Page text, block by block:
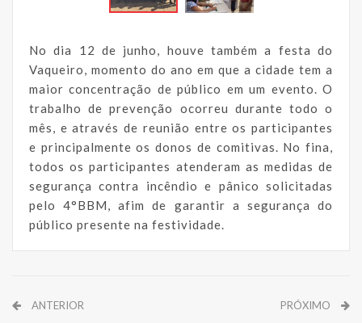
No dia 12 de junho, houve também a festa do
Vaqueiro, momento do ano em que a cidade tem a
maior concentração de público em um evento. O
trabalho de prevenção ocorreu durante todo o
mês, e através de reunião entre os participantes
e principalmente os donos de comitivas. No fina,
todos os participantes atenderam as medidas de
segurança contra incêndio e pânico solicitadas
pelo 4°BBM, afim de garantir a segurança do
público presente na festividade.
ANTERIOR PRÓXIMO